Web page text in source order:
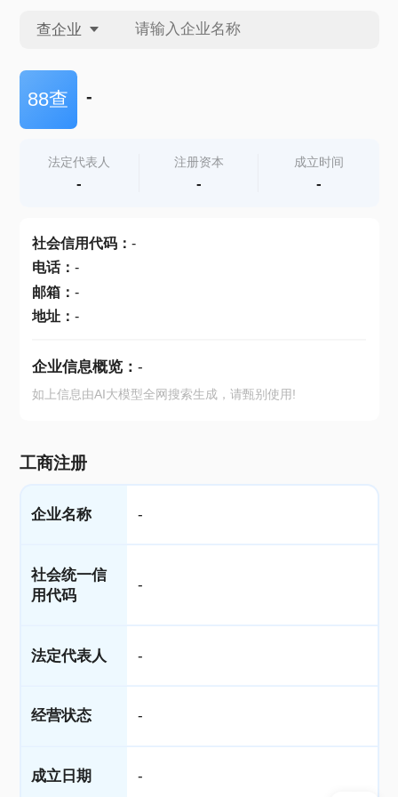
查企业
查企业
查产地
88查 -
法定代表人
-
注册资本
-
成立时间
-
社会信用代码： -
电话： -
邮箱： -
地址： -
企业信息概览： -
如上信息由AI大模型全网搜索生成，请甄别使用!
工商注册
企业名称 -
社会统一信
用代码
-
法定代表人 -
经营状态 -
成立日期 -